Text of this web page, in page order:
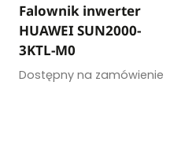
Falownik inwerter
HUAWEI SUN2000-
3KTL-M0
Dostępny na zamówienie